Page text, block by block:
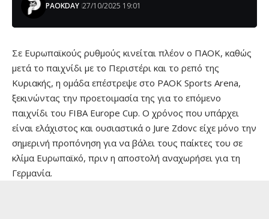
PAOKDAY 27/10/2025 19:01
Σε Ευρωπαϊκούς ρυθμούς κινείται πλέον ο ΠΑΟΚ, καθώς
μετά το παιχνίδι με το Περιστέρι και το ρεπό της
Κυριακής, η ομάδα επέστρεψε στο PAOK Sports Arena,
ξεκινώντας την προετοιμασία της για το επόμενο
παιχνίδι του FIBA Europe Cup. Ο χρόνος που υπάρχει
είναι ελάχιστος και ουσιαστικά ο Jure Zdovc είχε μόνο την
σημερινή προπόνηση για να βάλει τους παίκτες του σε
κλίμα Ευρωπαϊκό, πριν η αποστολή αναχωρήσει για τη
Γερμανία.